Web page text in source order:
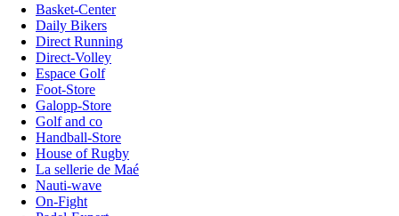
Basket-Center
Daily Bikers
Direct Running
Direct-Volley
Espace Golf
Foot-Store
Galopp-Store
Golf and co
Handball-Store
House of Rugby
La sellerie de Maé
Nauti-wave
On-Fight